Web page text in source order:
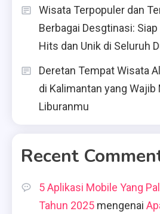
Wisata Terpopuler dan
Berbagai Desgtinasi:
Hits dan Unik di Seluruh
Deretan Tempat Wisata
di Kalimantan yang
Liburanmu
Recent
5 Aplikasi Mobile Yang
Tahun 2025 mengenai